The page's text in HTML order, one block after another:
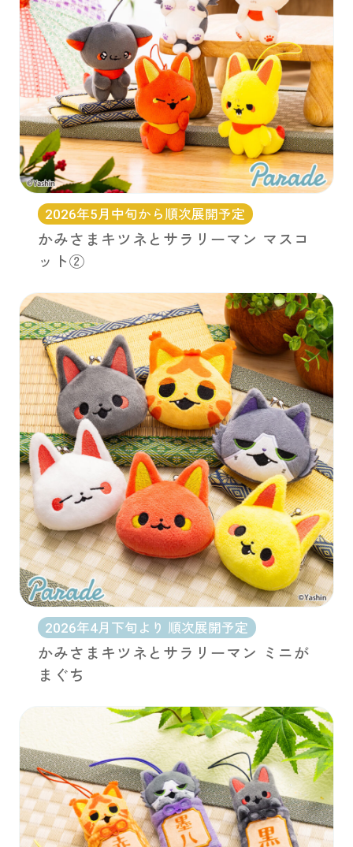
2026年5月中旬から順次展開予定
かみさまキツネとサラリーマン マスコ
ット②
2026年4月下旬より 順次展開予定
かみさまキツネとサラリーマン ミニが
まぐち